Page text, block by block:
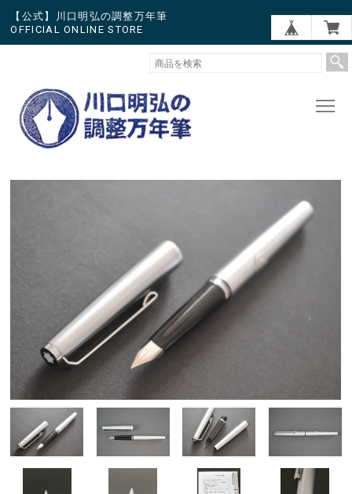
【公式】川口明弘の調整万年筆
OFFICIAL ONLINE STORE